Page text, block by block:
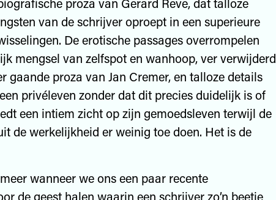
van de schrijver oproept in een superieure
De erotische passages overrompelen
mengsel van zelfspot en wanhoop, ver verwijderd
gaande proza van Jan Cremer, en talloze details
privéleven zonder dat dit precies duidelijk is of
een intiem zicht op zijn gemoedsleven terwijl de
de werkelijkheid er weinig toe doen. Het is de
wanneer we ons een paar recente
de geest halen waarin een schrijver zo’n beetje